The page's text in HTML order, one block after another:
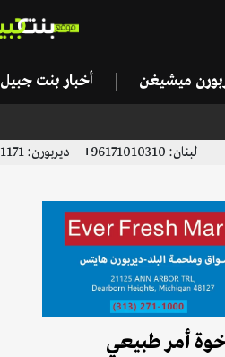
ميشيغن أخبار بنت جبيل
لبنان: 96171010310+ ديربورن: 13137751171+ | 13136996923+
أمر طبيعي